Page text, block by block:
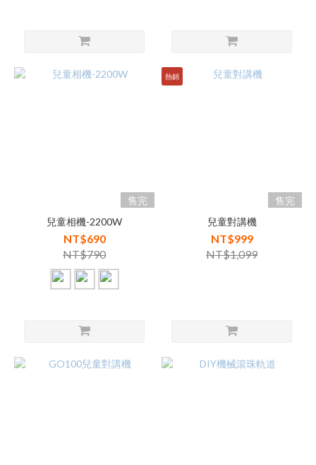
售完
兒童相機-2200W
NT$690
NT$790
熱銷
售完
兒童對講機
NT$999
NT$1,099